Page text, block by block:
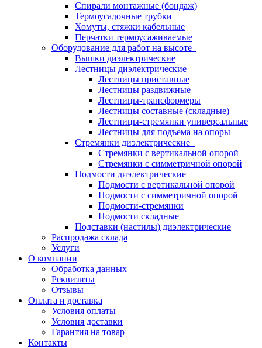
Спирали монтажные (бондаж)
Термоусадочные трубки
Хомуты, стяжки кабельные
Перчатки термоусаживаемые
Оборудование для работ на высоте
Вышки диэлектрические
Лестницы диэлектрические
Лестницы приставные
Лестницы раздвижные
Лестницы-трансформеры
Лестницы составные (складные)
Лестницы-стремянки универсальные
Лестницы для подъема на опоры
Стремянки диэлектрические
Стремянки с вертикальной опорой
Стремянки с симметричной опорой
Подмости диэлектрические
Подмости с вертикальной опорой
Подмости с симметричной опорой
Подмости-стремянки
Подмости складные
Подставки (настилы) диэлектрические
Распродажа склада
Услуги
О компании
Обработка данных
Реквизиты
Отзывы
Оплата и доставка
Условия оплаты
Условия доставки
Гарантия на товар
Контакты